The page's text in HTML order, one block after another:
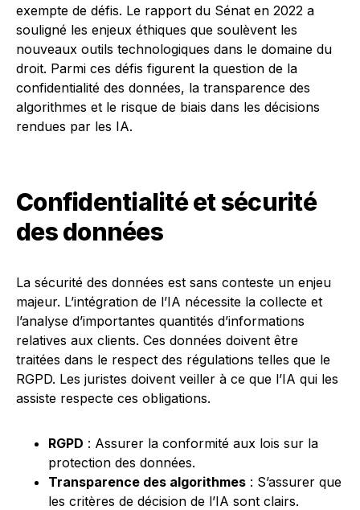
exempte de défis. Le rapport du Sénat en 2022 a
souligné les enjeux éthiques que soulèvent les
nouveaux outils technologiques dans le domaine du
droit. Parmi ces défis figurent la question de la
confidentialité des données, la transparence des
algorithmes et le risque de biais dans les décisions
rendues par les IA.
Confidentialité et sécurité
des données
La sécurité des données est sans conteste un enjeu
majeur. L’intégration de l’IA nécessite la collecte et
l’analyse d’importantes quantités d’informations
relatives aux clients. Ces données doivent être
traitées dans le respect des régulations telles que le
RGPD. Les juristes doivent veiller à ce que l’IA qui les
assiste respecte ces obligations.
RGPD : Assurer la conformité aux lois sur la
protection des données.
Transparence des algorithmes : S’assurer que
les critères de décision de l’IA sont clairs.